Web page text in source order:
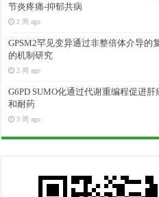
节炎疼痛-抑郁共病
2 周 ago
GPSM2罕见变异通过非整倍体介导的
的机制研究
2 周 ago
G6PD SUMO化通过代谢重编程促进
和耐药
3 周 ago